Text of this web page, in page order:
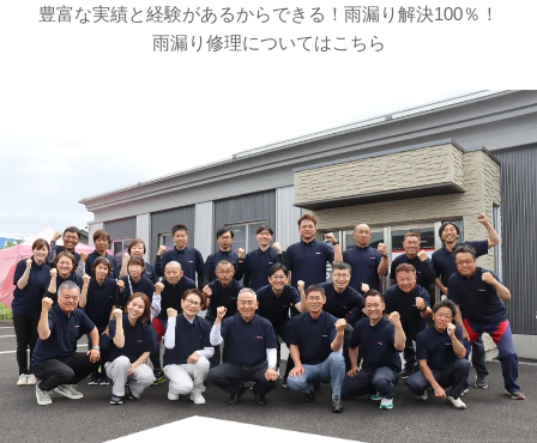
豊富な実績と経験があるからできる！雨漏り解決100％！
雨漏り修理についてはこちら